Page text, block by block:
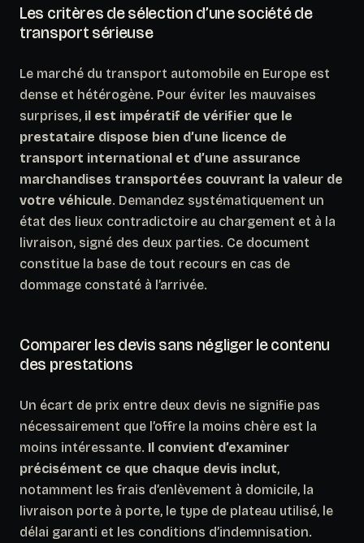
Les critères de sélection d’une société de
transport sérieuse
Le marché du transport automobile en Europe est
dense et hétérogène. Pour éviter les mauvaises
surprises, il est impératif de vérifier que le
prestataire dispose bien d’une licence de
transport international et d’une assurance
marchandises transportées couvrant la valeur de
votre véhicule. Demandez systématiquement un
état des lieux contradictoire au chargement et à la
livraison, signé des deux parties. Ce document
constitue la base de tout recours en cas de
dommage constaté à l’arrivée.
Comparer les devis sans négliger le contenu
des prestations
Un écart de prix entre deux devis ne signifie pas
nécessairement que l’offre la moins chère est la
moins intéressante. Il convient d’examiner
précisément ce que chaque devis inclut,
notamment les frais d’enlèvement à domicile, la
livraison porte à porte, le type de plateau utilisé, le
délai garanti et les conditions d’indemnisation.